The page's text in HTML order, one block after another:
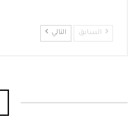
السابق التالي